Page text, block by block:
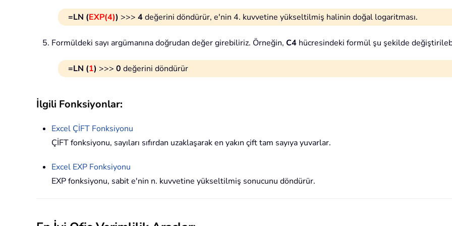
=LN (EXP(4)) >>> 4değerini döndürür, e'nin 4. kuvvetine yükseltilmiş halinin doğal logaritması.
Formüldeki sayı argümanına doğrudan değer girebiliriz. Örneğin, C4 hücresindeki formül şu şekilde
=LN (1) >>> 0 değerini döndürür
İlgili Fonksiyonlar:
Excel ÇİFT Fonksiyonu
ÇİFT fonksiyonu, sayıları sıfırdan uzaklaşarak en yakın çift tam sayıya yuvarlar.
Excel EXP Fonksiyonu
EXP fonksiyonu, sabit e'nin n. kuvvetine yükseltilmiş sonucunu döndürür.